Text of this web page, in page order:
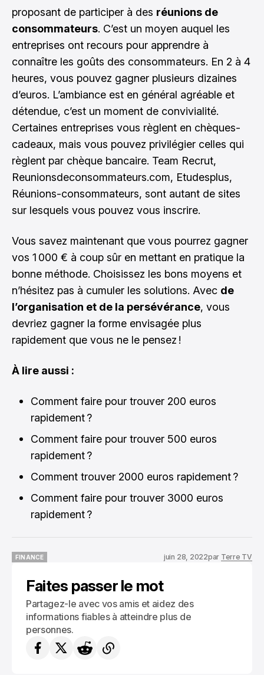
proposant de participer à des réunions de
consommateurs. C’est un moyen auquel les
entreprises ont recours pour apprendre à
connaître les goûts des consommateurs. En 2 à 4
heures, vous pouvez gagner plusieurs dizaines
d’euros. L’ambiance est en général agréable et
détendue, c’est un moment de convivialité.
Certaines entreprises vous règlent en chèques-
cadeaux, mais vous pouvez privilégier celles qui
règlent par chèque bancaire. Team Recrut,
Reunionsdeconsommateurs.com, Etudesplus,
Réunions-consommateurs, sont autant de sites
sur lesquels vous pouvez vous inscrire.
Vous savez maintenant que vous pourrez gagner
vos 1 000 € à coup sûr en mettant en pratique la
bonne méthode. Choisissez les bons moyens et
n’hésitez pas à cumuler les solutions. Avec de
l’organisation et de la persévérance, vous
devriez gagner la forme envisagée plus
rapidement que vous ne le pensez !
À lire aussi :
Comment faire pour trouver 200 euros
rapidement ?
Comment faire pour trouver 500 euros
rapidement ?
Comment trouver 2000 euros rapidement ?
Comment faire pour trouver 3000 euros
rapidement ?
FINANCE
juin 28, 2022par Terre TV
Faites passer le mot
Partagez-le avec vos amis et aidez des
informations fiables à atteindre plus de
personnes.